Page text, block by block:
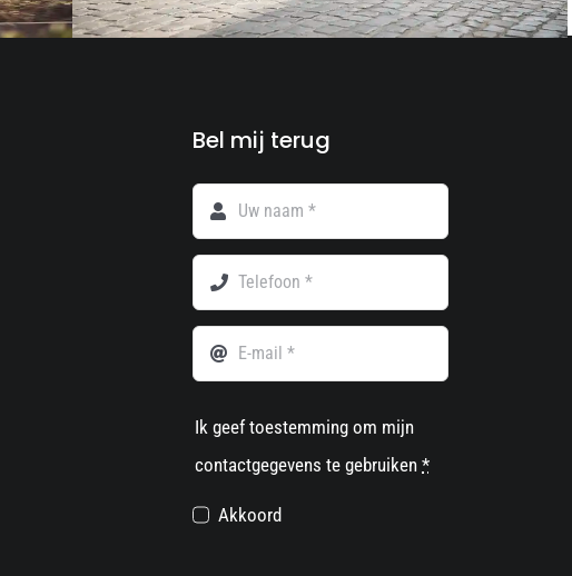
Bel mij terug
Ik geef toestemming om mijn
contactgegevens te gebruiken*
Akkoord